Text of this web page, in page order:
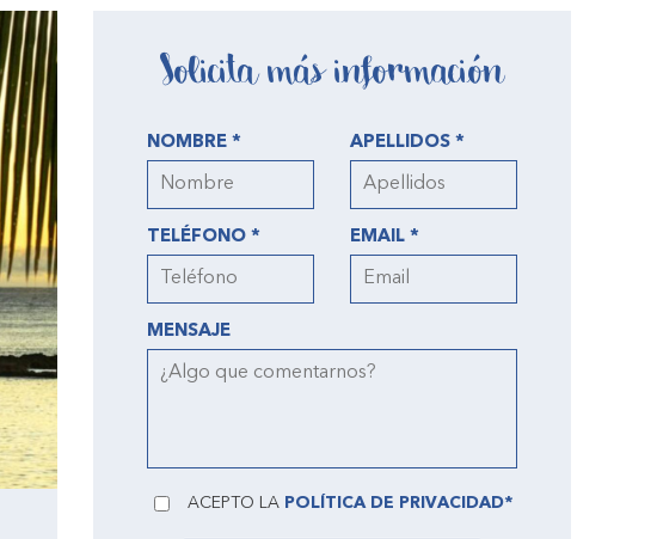
Solicita más información
NOMBRE * APELLIDOS *
TELÉFONO * EMAIL *
MENSAJE
ACEPTO LA POLÍTICA DE PRIVACIDAD*